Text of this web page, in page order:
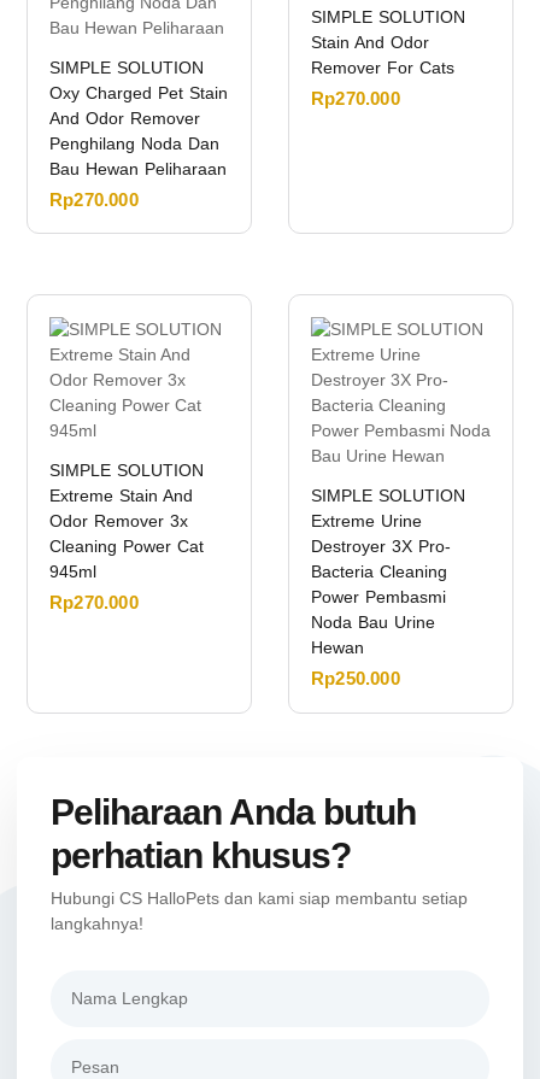
SIMPLE SOLUTION
Oxy Charged Pet Stain
And Odor Remover
Penghilang Noda Dan
Bau Hewan Peliharaan
Rp270.000
SIMPLE SOLUTION
Stain And Odor
Remover For Cats
Rp270.000
SIMPLE SOLUTION
Extreme Stain And
Odor Remover 3x
Cleaning Power Cat
945ml
Rp270.000
SIMPLE SOLUTION
Extreme Urine
Destroyer 3X Pro-
Bacteria Cleaning
Power Pembasmi
Noda Bau Urine
Hewan
Rp250.000
Peliharaan Anda butuh
perhatian khusus?
Hubungi CS HalloPets dan kami siap membantu setiap
langkahnya!